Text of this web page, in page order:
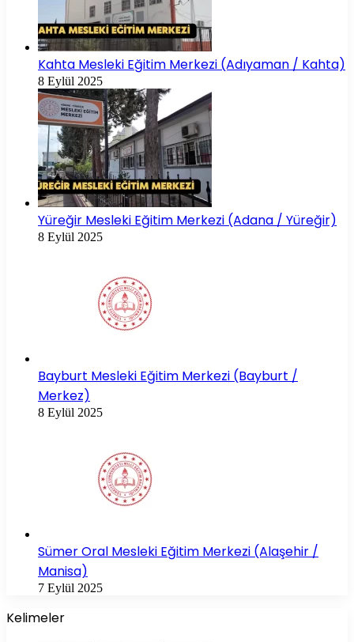
Kahta Mesleki Eğitim Merkezi (Adıyaman / Kahta)
8 Eylül 2025
Yüreğir Mesleki Eğitim Merkezi (Adana / Yüreğir)
8 Eylül 2025
Bayburt Mesleki Eğitim Merkezi (Bayburt /
Merkez)
8 Eylül 2025
Sümer Oral Mesleki Eğitim Merkezi (Alaşehir /
Manisa)
7 Eylül 2025
Kelimeler